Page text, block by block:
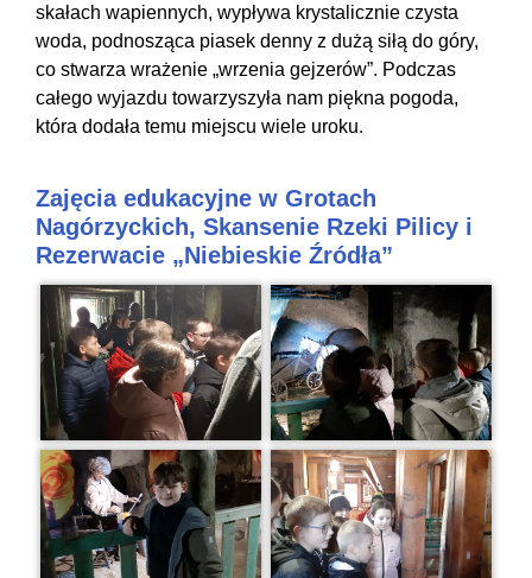
skałach wapiennych, wypływa krystalicznie czysta
woda, podnosząca piasek denny z dużą siłą do góry,
co stwarza wrażenie „wrzenia gejzerów”. Podczas
całego wyjazdu towarzyszyła nam piękna pogoda,
która dodała temu miejscu wiele uroku.
Zajęcia edukacyjne w Grotach
Nagórzyckich, Skansenie Rzeki Pilicy i
Rezerwacie „Niebieskie Źródła”